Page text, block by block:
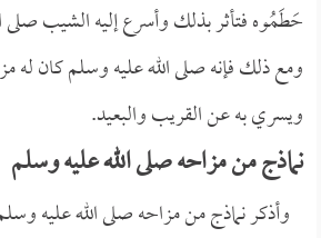
حَطَمُوه فتأثر بذلك وأسرع إليه الشيب صلى
ومع ذلك فإنه صلى الله عليه وسلم كان له
ويسري به عن القريب والبعيد.
نماذج من مزاحه صلى الله عليه وسلم
وأذكر نماذج من مزاحه صلى الله عليه